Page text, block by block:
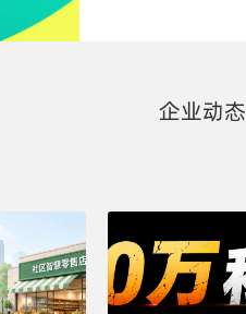
企业动态